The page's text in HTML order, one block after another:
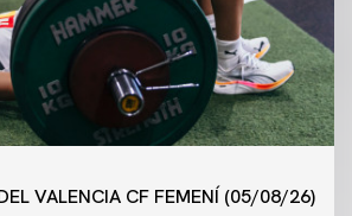
VALENCIA CF FEMENÍ (05/08/26)